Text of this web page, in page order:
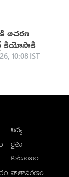
ఆచరణ
కియోసాకి
10:08 IST
విద్య
రైతు
కుటుంబం
వాతావరణం